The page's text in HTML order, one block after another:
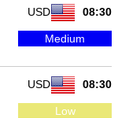
08:30
USD
Medium
08:30
USD
Low